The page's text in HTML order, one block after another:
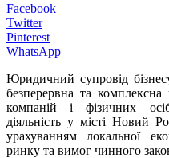
Facebook
Twitter
Pinterest
WhatsApp
Юридичний супровід
безперервна та комплексна
компаній і фізичних
діяльність у місті Новий
урахуванням локальної
ринку та вимог чинного